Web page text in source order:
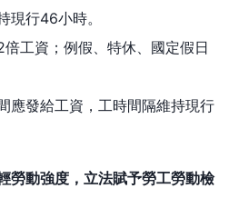
現行46小時。
工資；例假、特休、國定假日
應發給工資，工時間隔維持現行
勞動強度，立法賦予勞工勞動檢